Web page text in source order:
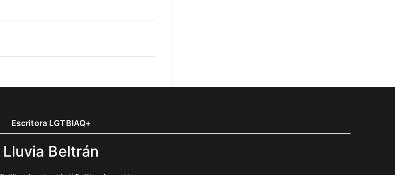
Escritora LGTBIAQ+
Lluvia Beltrán